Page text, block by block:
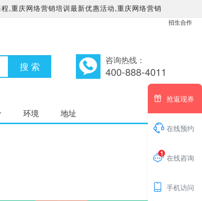
,重庆网络营销培训最新优惠活动,重庆网络营销
招生合作
咨询热线：
400-888-4011
环境 地址
 抢返现券
 在线预约

1 在线咨询
 手机访问